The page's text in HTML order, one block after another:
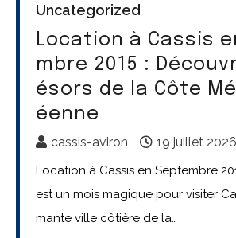
Uncategorized
Location à Cassis
mbre 2015 :
ésors de la Côte
éenne
cassis-aviron 19 juillet 2026
Location à Cassis en Septembre
est un mois magique pour visiter
mante ville côtière de la…